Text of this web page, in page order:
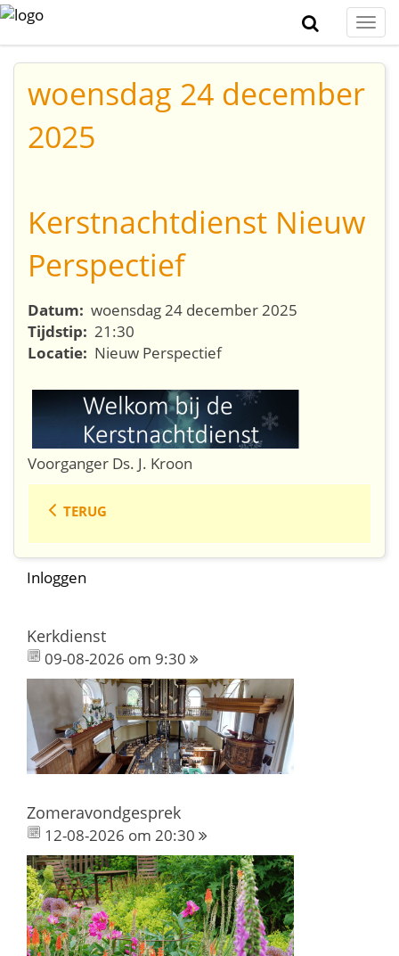
woensdag 24 december
2025
Kerstnachtdienst Nieuw
Perspectief
Datum: woensdag 24 december 2025
Tijdstip: 21:30
Locatie: Nieuw Perspectief
Voorganger Ds. J. Kroon
TERUG
Inloggen
Kerkdienst
09-08-2026 om 9:30
Zomeravondgesprek
12-08-2026 om 20:30